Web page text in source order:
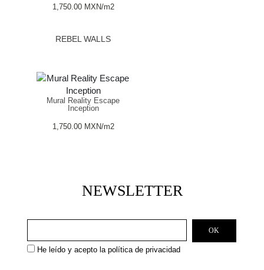
1,750.00 MXN/m2
REBEL WALLS
Mural Reality Escape
Inception
1,750.00 MXN/m2
NEWSLETTER
He leído y acepto lapolítica de privacidad